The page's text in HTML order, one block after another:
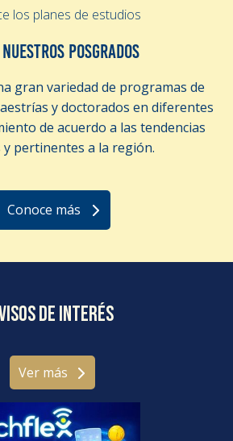
los planes de estudios
POSGRADOS
gran variedad de programas de
y doctorados en diferentes
de acuerdo a las tendencias
y pertinentes a la región.
Conoce más
de interés
Ver más